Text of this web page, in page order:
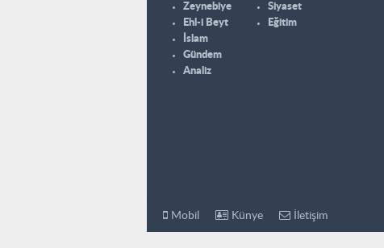
Zeynebiye
Ehl-i Beyt
İslam
Gündem
Analiz
Siyaset
Eğitim
Mobil Künye İletişim